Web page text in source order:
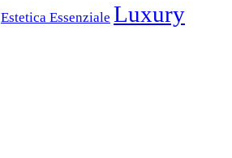
Estetica Essenziale Luxury